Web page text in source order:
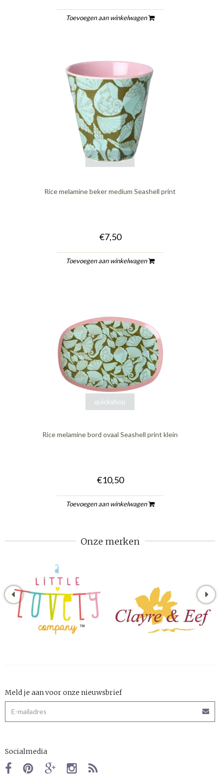
Toevoegen aan winkelwagen
quickshop
Rice melamine beker medium Seashell print
€7,50
Toevoegen aan winkelwagen
quickshop
Rice melamine bord ovaal Seashell print klein
€10,50
Toevoegen aan winkelwagen
Onze merken
Meld je aan voor onze nieuwsbrief
Socialmedia